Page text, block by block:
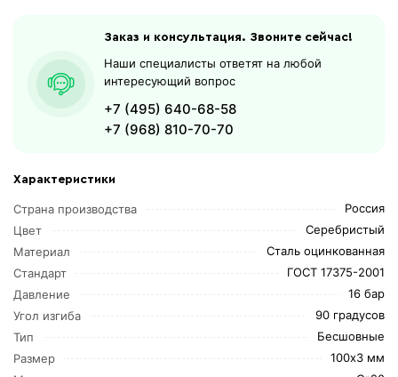
Характеристики
Страна производства
Россия
Цвет
Серебристый
Материал
Сталь оцинкованная
Стандарт
ГОСТ 17375-2001
Давление
16 бар
Угол изгиба
90 градусов
Тип
Бесшовные
Размер
100х3 мм
Заказ и консультация. Звоните сейчас!
Наши специалисты ответят на любой
интересующий вопрос
+7 (495) 640-68-58
+7 (968) 810-70-70